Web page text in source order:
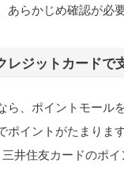
らかじめ確認が必要
ジットカードで
ら、ポイントモー
イントがたまります
井住友カードのポ